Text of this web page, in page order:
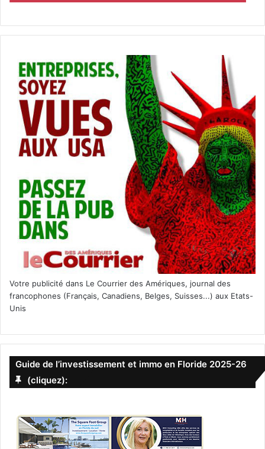
Votre publicité dans Le Courrier des Amériques, journal des
francophones (Français, Canadiens, Belges, Suisses...) aux Etats-
Unis
Guide de l’investissement et immo en Floride 2025-26
(cliquez):